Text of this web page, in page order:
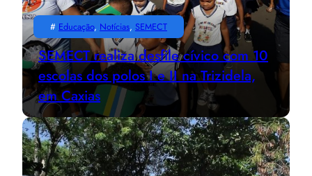
# Educação, Notícias, SEMECT
SEMECT realiza desfile cívico com 10
escolas dos polos I e II na Trizidela,
em Caxias